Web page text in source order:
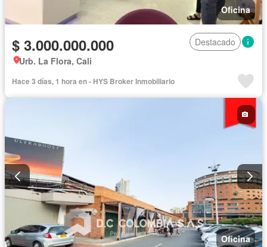
Oficina
$ 3.000.000.000
Destacado
Urb. La Flora, Cali
Hace 3 días, 1 hora en - HYS Broker Inmobiliario
Oficina